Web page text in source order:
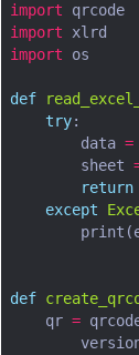
import
qrcode
import xlrd
import
os
def
try:
data =
sheet
return
except
print (
def
qr =